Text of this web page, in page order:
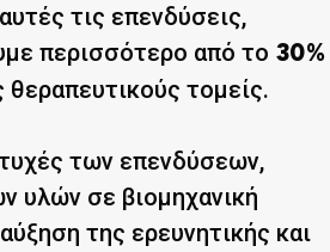
τις επενδύσεις,
περισσότερο από το 30%
τομείς.
των επενδύσεων,
υλών σε βιομηχανική
της ερευνητικής και